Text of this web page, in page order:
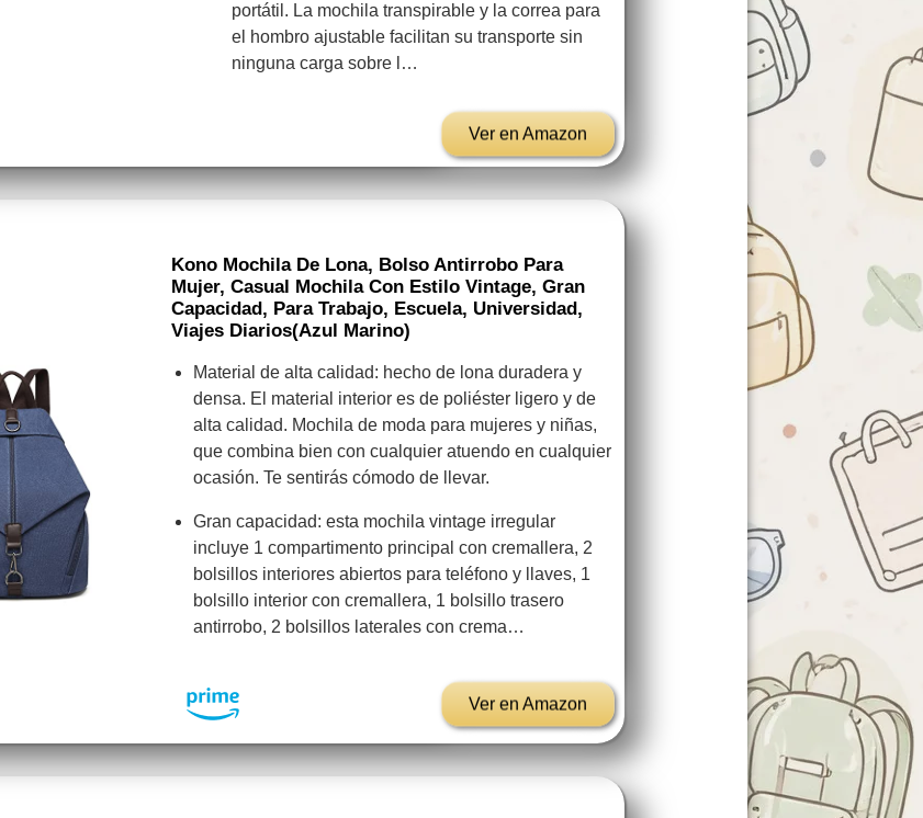
portátil. La mochila transpirable y la correa para
el hombro ajustable facilitan su transporte sin
ninguna carga sobre l…
Ver en Amazon
Kono Mochila De Lona, Bolso Antirrobo Para
Mujer, Casual Mochila Con Estilo Vintage, Gran
Capacidad, Para Trabajo, Escuela, Universidad,
Viajes Diarios(Azul Marino)
Material de alta calidad: hecho de lona duradera y
densa. El material interior es de poliéster ligero y de
alta calidad. Mochila de moda para mujeres y niñas,
que combina bien con cualquier atuendo en cualquier
ocasión. Te sentirás cómodo de llevar.
Gran capacidad: esta mochila vintage irregular
incluye 1 compartimento principal con cremallera, 2
bolsillos interiores abiertos para teléfono y llaves, 1
bolsillo interior con cremallera, 1 bolsillo trasero
antirrobo, 2 bolsillos laterales con crema…
Ver en Amazon